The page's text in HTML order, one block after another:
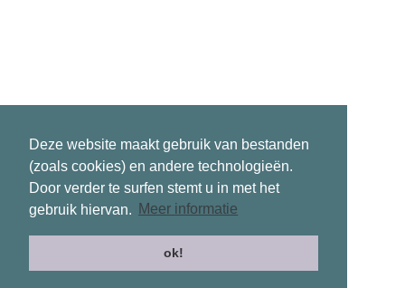
Deze website maakt gebruik van bestanden
(zoals cookies) en andere technologieën.
Door verder te surfen stemt u in met het
gebruik hiervan.
Meer informatie
ok!